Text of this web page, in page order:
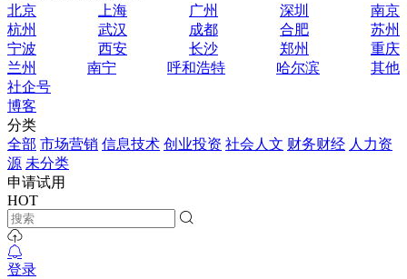
北京
上海 广州 深圳
南京
杭州
武汉 成都 合肥
苏州
宁波
西安 长沙 郑州
重庆
兰州
南宁 呼和浩特 哈尔滨
其他
社企号
博客
分类
全部 市场营销 信息技术 创业投资 社会人文 财务财经 人力资
源 未分类
申请试用
HOT
登录